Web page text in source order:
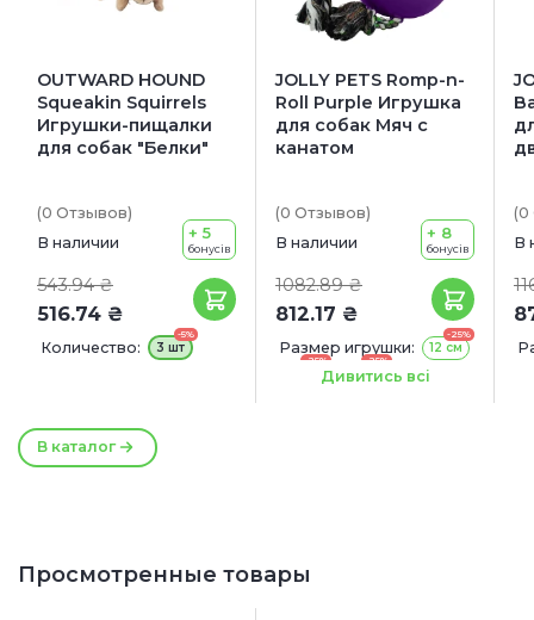
В каталог
OUTWARD HOUND
Squeakin Squirrels
Игрушки-пищалки
для собак "Белки"
(0 Отзывов)
В наличии
543.94 ₴
516.74 ₴
+ 5
бонусів
Количество:
-5%
3 шт
JOLLY PETS Romp-n-
Roll Purple Игрушка
для собак Мяч с
канатом
(0 Отзывов)
В наличии
1082.89 ₴
812.17 ₴
+ 8
бонусів
Размер игрушки:
-25%
12 см
-25% -25%
22 см
Дивитись всі
(0
В
Просмотренные товары